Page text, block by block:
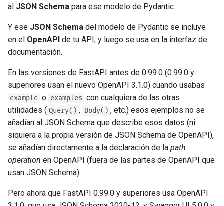
al JSON Schema para ese modelo de Pydantic.
Y ese JSON Schema del modelo de Pydantic se incluye
en el OpenAPI de tu API, y luego se usa en la interfaz de
documentación.
En las versiones de FastAPI antes de 0.99.0 (0.99.0 y
superiores usan el nuevo OpenAPI 3.1.0) cuando usabas
example o examples con cualquiera de las otras
utilidades ( Query() , Body() , etc.) esos ejemplos no se
añadían al JSON Schema que describe esos datos (ni
siquiera a la propia versión de JSON Schema de OpenAPI),
se añadían directamente a la declaración de la path
operation en OpenAPI (fuera de las partes de OpenAPI que
usan JSON Schema).
Pero ahora que FastAPI 0.99.0 y superiores usa OpenAPI